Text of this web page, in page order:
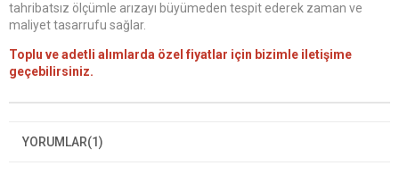
tahribatsız ölçümle arızayı büyümeden tespit ederek zaman ve
maliyet tasarrufu sağlar.
Toplu ve adetli alımlarda özel fiyatlar için bizimle iletişime
geçebilirsiniz.
YORUMLAR(1)